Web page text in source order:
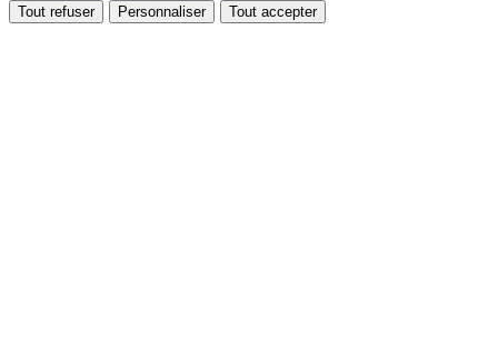
Tout refuser Personnaliser Tout accepter